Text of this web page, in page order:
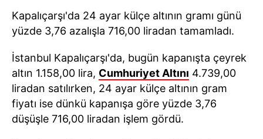
Kapalıçarşı'da 24 ayar külçe altının gramı günü
yüzde 3,76 azalışla 716,00 liradan tamamladı.
İstanbul Kapalıçarşı'da, bugün kapanışta çeyrek
altın 1.158,00 lira, Cumhuriyet Altını 4.739,00
liradan satılırken, 24 ayar külçe altının gram
fiyatı ise dünkü kapanışa göre yüzde 3,76
düşüşle 716,00 liradan işlem gördü.